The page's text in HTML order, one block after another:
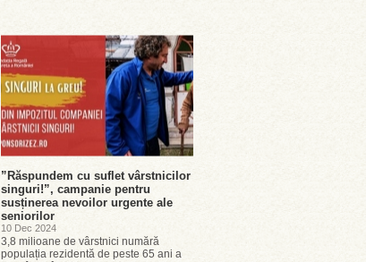
”Răspundem cu suflet vârstnicilor
singuri!”, campanie pentru
susținerea nevoilor urgente ale
seniorilor
10 Dec 2024
3,8 milioane de vârstnici numără
populația rezidentă de peste 65 ani a